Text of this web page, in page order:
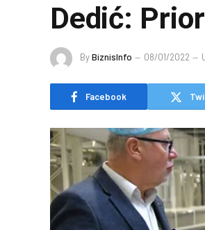
Dedić:
ByBiznisInfo 08/01/2022
Facebook